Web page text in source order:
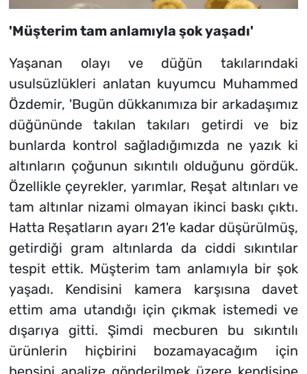
'Müşterim tam anlamıyla şok yaşadı'
Yaşanan olayı ve düğün takılarındaki
usulsüzlükleri anlatan kuyumcu Muhammed
Özdemir, 'Bugün dükkanımıza bir arkadaşımız
düğününde takılan takıları getirdi ve biz
bunlarda kontrol sağladığımızda ne yazık ki
altınların çoğunun sıkıntılı olduğunu gördük.
Özellikle çeyrekler, yarımlar, Reşat altınları ve
tam altınlar nizami olmayan ikinci baskı çıktı.
Hatta Reşatların ayarı 21'e kadar düşürülmüş,
getirdiği gram altınlarda da ciddi sıkıntılar
tespit ettik. Müşterim tam anlamıyla bir şok
yaşadı. Kendisini kamera karşısına davet
ettim ama utandığı için çıkmak istemedi ve
dışarıya gitti. Şimdi mecburen bu sıkıntılı
ürünlerin hiçbirini bozamayacağım için